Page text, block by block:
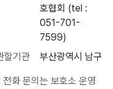
호협회 (tel :
051-701-
7599)
할기관
부산광역시 남구
전화 문의는 보호소 운영